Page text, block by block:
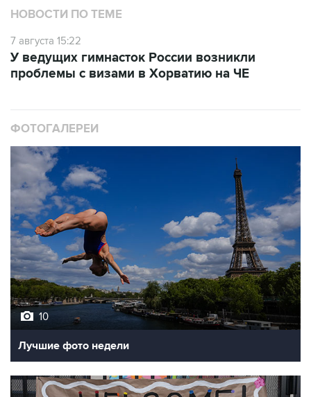
7 августа 15:22
проблемы с визами в Хорватию на ЧЕ
10
Лучшие фото недели